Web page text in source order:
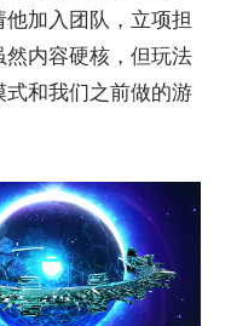
加入团队，立项担
内容硬核，但玩法
和我们之前做的游